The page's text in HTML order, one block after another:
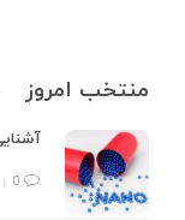
منتخب امروز
0